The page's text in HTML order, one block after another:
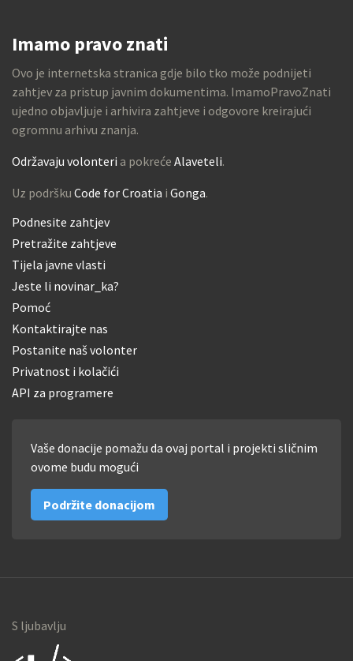
Imamo pravo znati
Ovo je internetska stranica gdje bilo tko može podnijeti
zahtjev za pristup javnim dokumentima. ImamoPravoZnati
ujedno objavljuje i arhivira zahtjeve i odgovore kreirajući
ogromnu arhivu znanja.
Održavaju volonteri a pokreće Alaveteli.
Uz podršku Code for Croatia i Gonga.
Podnesite zahtjev
Pretražite zahtjeve
Tijela javne vlasti
Jeste li novinar_ka?
Pomoć
Kontaktirajte nas
Postanite naš volonter
Privatnost i kolačići
API za programere
Vaše donacije pomažu da ovaj portal i projekti sličnim
ovome budu mogući
Podržite donacijom
S ljubavlju